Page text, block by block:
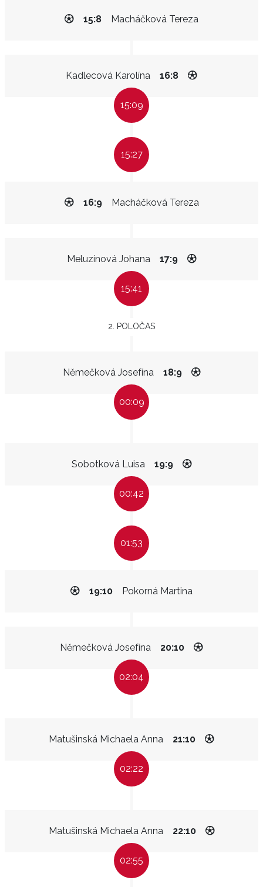
Macháčková Tereza
15:8
Kadlecová Karolína 16:8
15:09
15:27
Macháčková Tereza
16:9
Meluzínová Johana 17:9
15:41
2. POLOČAS
Němečková Josefína 18:9
00:09
Sobotková Luisa 19:9
00:42
01:53
Pokorná Martina
19:10
Němečková Josefína 20:10
02:04
Matušinská Michaela Anna 21:10
02:22
Matušinská Michaela Anna 22:10
02:55